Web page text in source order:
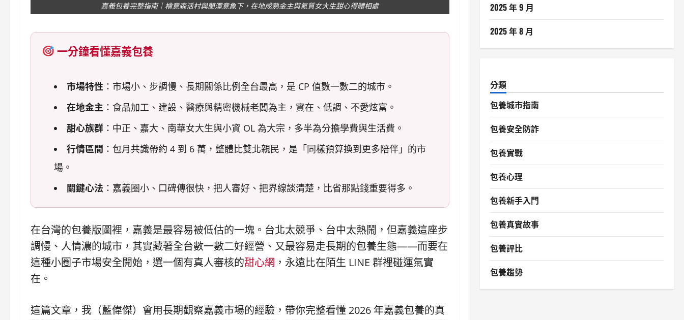
嘉義包養完整指南｜檜意森活村與蘭潭意象下，在地成熟金主與氣質女大生甜心得體相處
一分鐘看懂嘉義包養
市場特性 ：市場小、步調慢、長期關係比例全台最高，是 CP 值數一數二的城市。
在地金主 ：食品加工、建設、醫療與精密機械老闆為主，實在、低調、不愛炫富。
甜心族群 ：中正、嘉大、南華女大生與小資 OL 為大宗，多半為分擔學費與生活費。
行情區間 ：包月共識帶約 4 到 6 萬，整體比雙北親民，是「同樣預算換到更多陪伴」的市
場。
關鍵心法 ：嘉義圈小、口碑傳很快，把人審好、把界線談清楚，比省那點錢重要得多。
在台灣的包養版圖裡，嘉義是最容易被低估的一塊。台北太競爭、台中太熱鬧，但嘉義這座步
調慢、人情濃的城市，其實藏著全台數一數二好經營、又最容易走長期的包養生態——而要在
這種小圈子市場安全開始，選一個有真人審核的甜心網 ，永遠比在陌生 LINE 群裡碰運氣實
在。
這篇文章，我（藍偉傑）會用長期觀察嘉義市場的經驗，帶你完整看懂 2026 年嘉義包養的真
2025 年 9 月
2025 年 8 月
分類
包養城市指南
包養安全防詐
包養實戰
包養心理
包養新手入門
包養真實故事
包養評比
包養趨勢